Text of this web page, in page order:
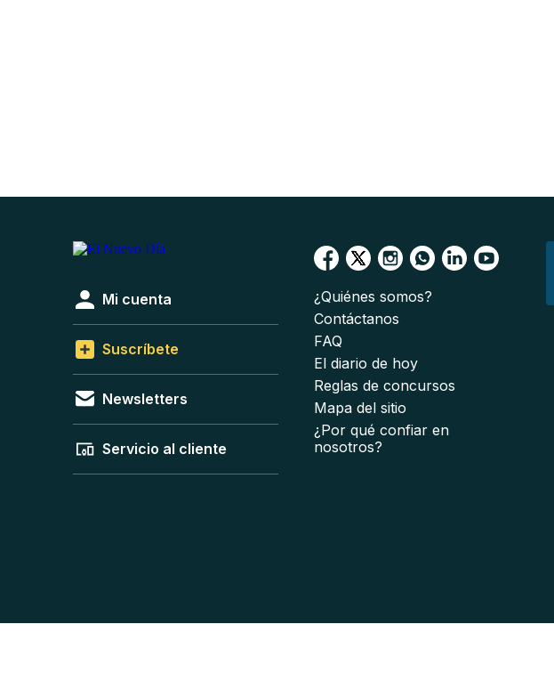
Mi cuenta
Suscríbete
Newsletters
Servicio al cliente
¿Quiénes somos?
Contáctanos
FAQ
El diario de hoy
Reglas de concursos
Mapa del sitio
¿Por qué confiar en
nosotros?